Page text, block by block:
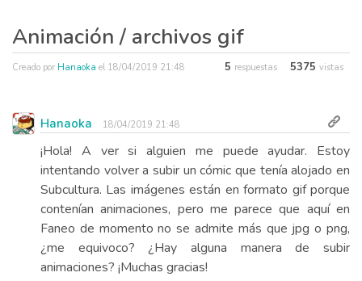
Animación / archivos gif
Creado por Hanaoka el 18/04/2019 21:48 5 respuestas 5375 vistas
Hanaoka 18/04/2019 21:48
¡Hola! A ver si alguien me puede ayudar. Estoy
intentando volver a subir un cómic que tenía alojado en
Subcultura. Las imágenes están en formato gif porque
contenían animaciones, pero me parece que aquí en
Faneo de momento no se admite más que jpg o png,
¿me equivoco? ¿Hay alguna manera de subir
animaciones? ¡Muchas gracias!